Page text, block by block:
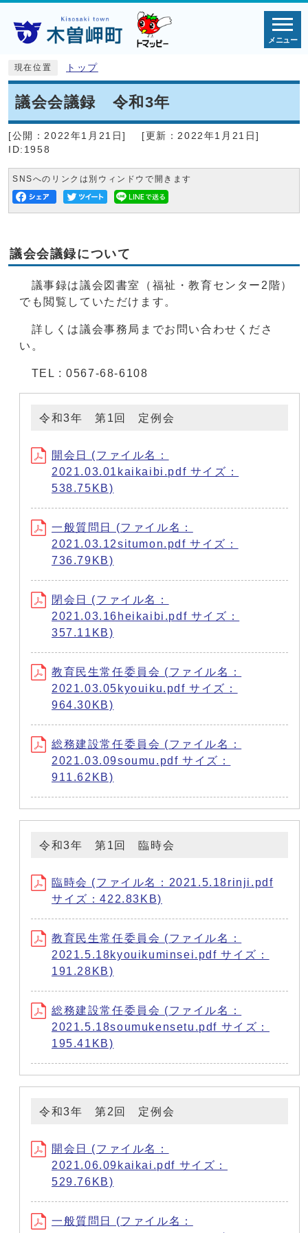
メニュー
現在位置 トップ
議会会議録 令和3年
[公開： 2022年1月21日] [更新： 2022年1月21日]
ID:1958
SNSへのリンクは別ウィンドウで開きます
議会会議録について
議事録は議会図書室（福祉・教育センター2階）
でも閲覧していただけます。
詳しくは議会事務局までお問い合わせくださ
い。
TEL : 0567-68-6108
令和3年 第1回 定例会
開会日 (ファイル名：
2021.03.01kaikaibi.pdf サイズ：
538.75KB)
一般質問日 (ファイル名：
2021.03.12situmon.pdf サイズ：
736.79KB)
閉会日 (ファイル名：
2021.03.16heikaibi.pdf サイズ：
357.11KB)
教育民生常任委員会 (ファイル名：
2021.03.05kyouiku.pdf サイズ：
964.30KB)
総務建設常任委員会 (ファイル名：
2021.03.09soumu.pdf サイズ：
911.62KB)
令和3年 第1回 臨時会
臨時会 (ファイル名：2021.5.18rinji.pdf
サイズ：422.83KB)
教育民生常任委員会 (ファイル名：
2021.5.18kyouikuminsei.pdf サイズ：
191.28KB)
総務建設常任委員会 (ファイル名：
2021.5.18soumukensetu.pdf サイズ：
195.41KB)
令和3年 第2回 定例会
開会日 (ファイル名：
2021.06.09kaikai.pdf サイズ：
529.76KB)
一般質問日 (ファイル名：